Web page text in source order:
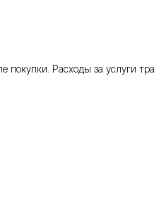
Расходы за услуги